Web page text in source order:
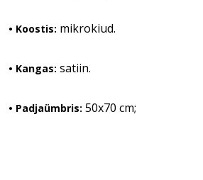
• Koostis: mikrokiud.
• Kangas: satiin.
• Padjaümbris: 50x70 cm;